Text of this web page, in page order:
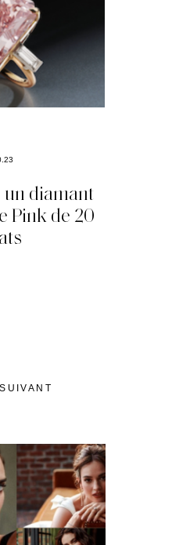
diamant
Pink de 20